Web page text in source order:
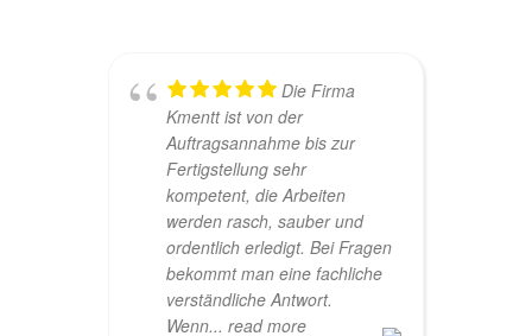
Die Firma
Kmentt ist von der
Auftragsannahme bis zur
Fertigstellung sehr
kompetent, die Arbeiten
werden rasch, sauber und
ordentlich erledigt. Bei Fragen
bekommt man eine fachliche
verständliche Antwort.
Wenn... read more